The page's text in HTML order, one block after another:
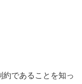
約であることを知っ